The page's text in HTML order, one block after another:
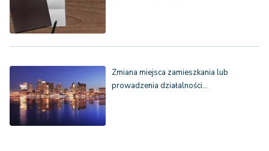
Zmiana miejsca zamieszkania lub
prowadzenia działalności…